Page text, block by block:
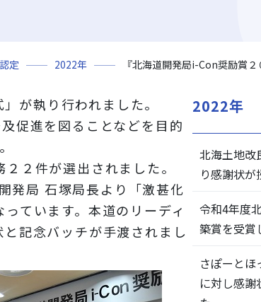
定 2022年 『北海道開発局i-Con奨励賞２
が執り行われました。
促進を図ることなどを目的
２件が選出されました。
発局 石塚局長より「激甚化
ています。本道のリーディ
と記念バッチが手渡されまし
2022年
北海土地改
り感謝状
令和4年度
築賞を受賞
さぽーと
に対し感謝